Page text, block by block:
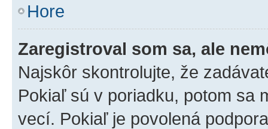
Hore
Zaregistroval som sa, ale
Najskôr skontrolujte, že
Pokiaľ sú v poriadku, potom sa
vecí. Pokiaľ je povolená